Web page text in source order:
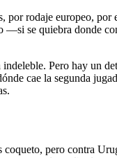
por rodaje europeo, por
—si se quiebra donde
Pero hay un
cae la segunda
coqueto, pero contra